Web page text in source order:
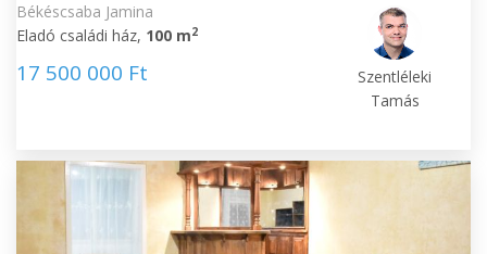
Békéscsaba Jamina
Eladó családi ház, 100 m2
17 500 000 Ft
Szentléleki
Tamás